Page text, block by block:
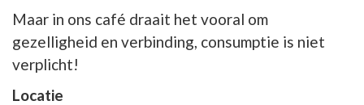
Maar in ons café draait het vooral om
gezelligheid en verbinding, consumptie is niet
verplicht!
Locatie